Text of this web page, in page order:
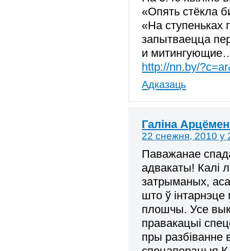
«Опять стёкла
«На
запытваецца
и
http://nn.by/
Адказаць
Галіна
22 снежня, 2010 у
Паважанае
адвакаты! Калі
затрыманых,
што ў
плошчы. Усе
правакацыі
пры